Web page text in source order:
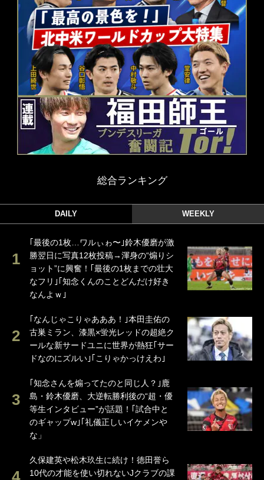
総合ランキング
DAILY WEEKLY
｢最後の1枚…ワルぃゎ〜｣鈴木優磨が激
勝翌日に写真12枚投稿→渾身の“煽りシ
ョット”に興奮！｢最後の1枚までの壮大
なフリ｣｢知念くんのことどんだけ好き
なんよｗ｣
｢なんじゃこりゃあああ！｣本田圭佑の
古巣ミラン、漆黒×蛍光レッドの超絶ク
ールな新サードユニに世界が熱狂｢サー
ドなのにズルい｣｢こりゃかっけえわ｣
｢知念さんを煽ってたのと同じ人？｣鹿
島・鈴木優磨、大逆転勝利後の“超・優
等生インタビュー”が話題！｢試合中と
のギャップw｣｢礼儀正しいイケメンや
な」
久保建英や松木玖生に続け！徳田誉ら
10代の才能を使い切れないJクラブの課